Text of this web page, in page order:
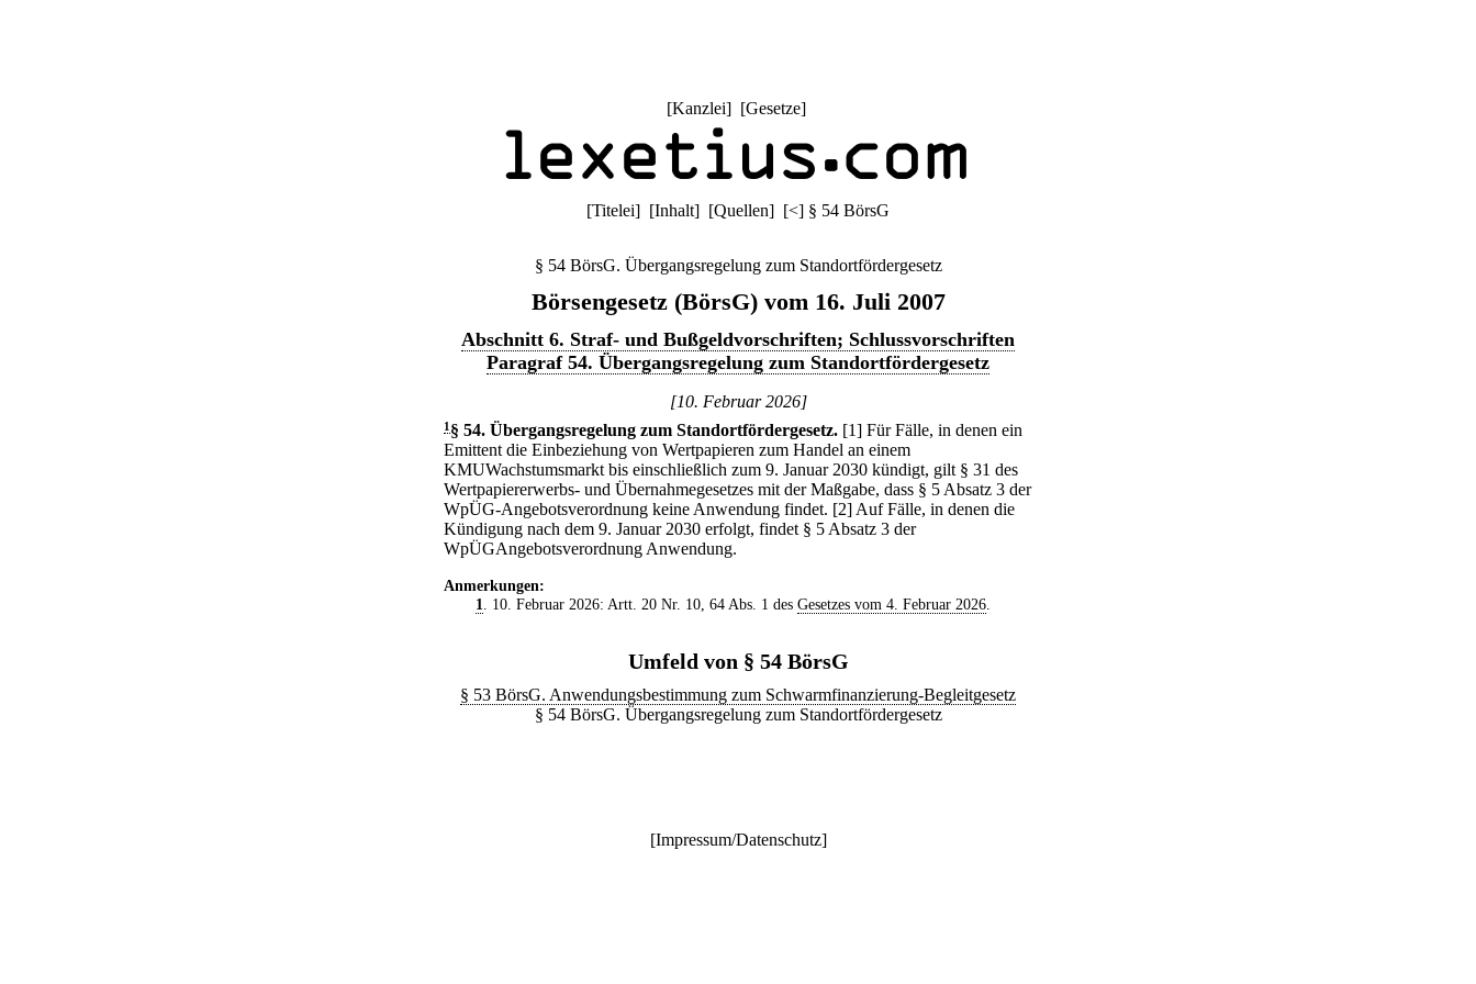
[Kanzlei] [Gesetze]
[Titelei] [Inhalt] [Quellen] [<] § 54 BörsG
§ 54 BörsG. Übergangsregelung zum Standortfördergesetz
Börsengesetz (BörsG) vom 16. Juli 2007
Abschnitt 6. Straf- und Bußgeldvorschriften; Schlussvorschriften
Paragraf 54. Übergangsregelung zum Standortfördergesetz
[10. Februar 2026]
1 § 54. Übergangsregelung zum Standortfördergesetz. [1] Für Fälle, in denen ein
Emittent die Einbeziehung von Wertpapieren zum Handel an einem
KMUWachstumsmarkt bis einschließlich zum 9. Januar 2030 kündigt, gilt § 31 des
Wertpapiererwerbs- und Übernahmegesetzes mit der Maßgabe, dass § 5 Absatz 3 der
WpÜG-Angebotsverordnung keine Anwendung findet. [2] Auf Fälle, in denen die
Kündigung nach dem 9. Januar 2030 erfolgt, findet § 5 Absatz 3 der
WpÜGAngebotsverordnung Anwendung.
Anmerkungen:
1
. 10. Februar 2026: Artt. 20 Nr. 10, 64 Abs. 1 des Gesetzes vom 4. Februar 2026.
Umfeld von § 54 BörsG
§ 53 BörsG. Anwendungsbestimmung zum Schwarmfinanzierung-Begleitgesetz
§ 54 BörsG. Übergangsregelung zum Standortfördergesetz
[Impressum/Datenschutz]